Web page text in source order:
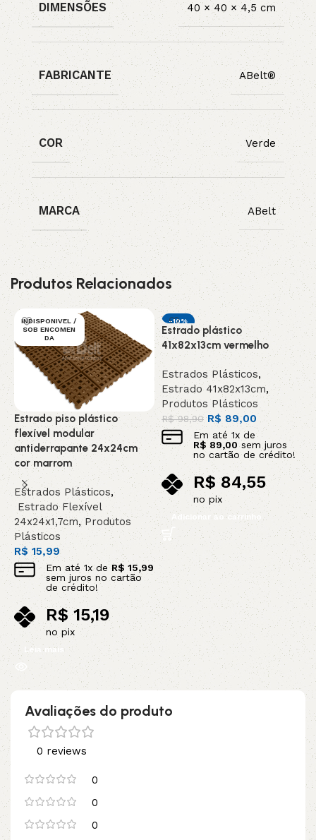
DIMENSÕES 40 × 40 × 4,5 cm
FABRICANTE ABelt®
COR Verde
MARCA ABelt
Produtos Relacionados
INDISPONIVEL /
SOB ENCOMEN
DA
Estrado piso plástico
flexível modular
antiderrapante 24x24cm
cor marrom
Estrados Plásticos,
Estrado Flexível
24x24x1,7cm,Produtos
Plásticos
R$15,99
Em até 1x deR$ 15,99
sem juros no cartão
de crédito!
R$15,19
no pix
Leia mais
-10%
DESTAQUE
Estrado plástico
41x82x13cm vermelho
Estrados Plásticos,
Estrado 41x82x13cm,
Produtos Plásticos
R$98,90 R$ 89,00
Em até 1x de
R$89,00sem juros
no cartão de crédito!
R$ 84,55
no pix
Adicionar ao carrinho
Avaliações do produto
0 reviews
0
0
0